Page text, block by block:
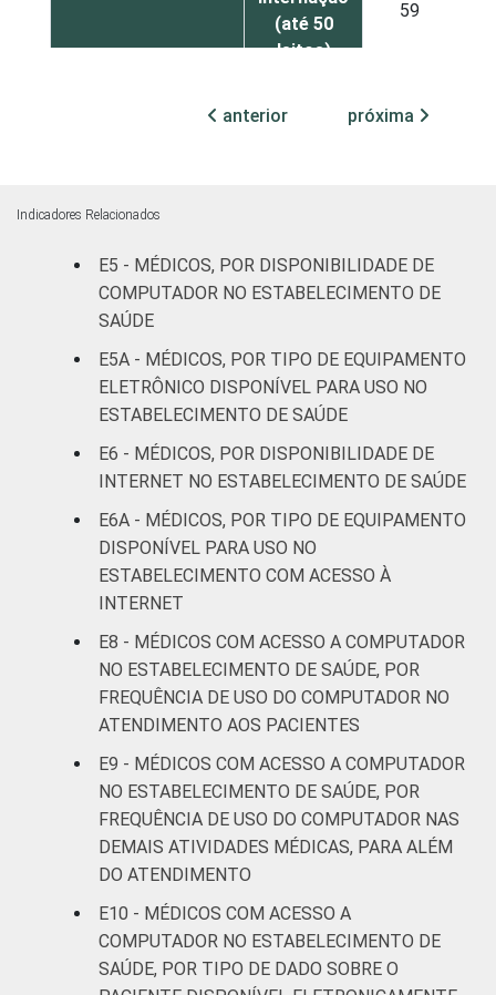
(até 50
leitos)
59
anos
De 51
anos ou
mais
LOCALIZAÇÃO Capital 81
Estudos para o Desenvolvimento da
Sociedade da Informação (Cetic.br),
Pesquisa sobre o uso das tecnologias de
informação e comunicação nos
estabelecimentos de saúde brasileiros - TIC
Saúde 2017.
anterior próxima
Indicadores Relacionados
E5 - MÉDICOS, POR DISPONIBILIDADE DE
COMPUTADOR NO ESTABELECIMENTO DE
SAÚDE
E5A - MÉDICOS, POR TIPO DE EQUIPAMENTO
ELETRÔNICO DISPONÍVEL PARA USO NO
ESTABELECIMENTO DE SAÚDE
E6 - MÉDICOS, POR DISPONIBILIDADE DE
INTERNET NO ESTABELECIMENTO DE SAÚDE
E6A - MÉDICOS, POR TIPO DE EQUIPAMENTO
DISPONÍVEL PARA USO NO
ESTABELECIMENTO COM ACESSO À
INTERNET
E8 - MÉDICOS COM ACESSO A COMPUTADOR
NO ESTABELECIMENTO DE SAÚDE, POR
FREQUÊNCIA DE USO DO COMPUTADOR NO
ATENDIMENTO AOS PACIENTES
E9 - MÉDICOS COM ACESSO A COMPUTADOR
NO ESTABELECIMENTO DE SAÚDE, POR
FREQUÊNCIA DE USO DO COMPUTADOR NAS
DEMAIS ATIVIDADES MÉDICAS, PARA ALÉM
DO ATENDIMENTO
E10 - MÉDICOS COM ACESSO A
COMPUTADOR NO ESTABELECIMENTO DE
SAÚDE, POR TIPO DE DADO SOBRE O